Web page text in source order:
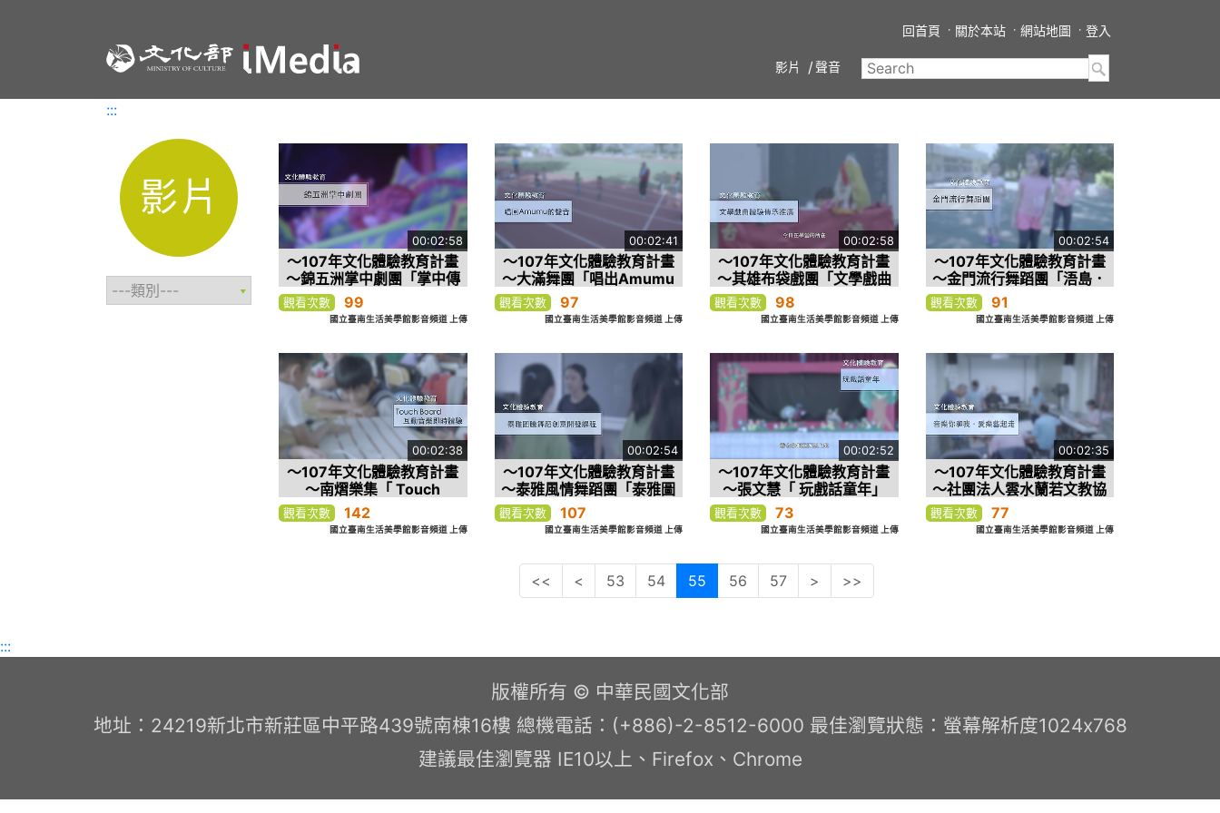
:::
回首頁 關於本站 網站地圖 登入
影片 聲音
:::
影片
00:02:58
～107年文化體驗教育計畫
～錦五洲掌中劇團「掌中傳
薪藝」
觀看次數 99
國立臺南生活美學館影音頻道 上傳
00:02:41
～107年文化體驗教育計畫
～大滿舞團「唱出Amumu
的聲音」
觀看次數 97
國立臺南生活美學館影音頻道 上傳
00:02:58
～107年文化體驗教育計畫
～其雄布袋戲團「文學戲曲
體驗傳承推廣」
觀看次數 98
國立臺南生活美學館影音頻道 上傳
00:02:54
～107年文化體驗教育計畫
～金門流行舞蹈團「浯島．
舞島-金門舞蹈見學計畫」
觀看次數 91
國立臺南生活美學館影音頻道 上傳
00:02:38
～107年文化體驗教育計畫
～南熠樂集「 Touch
Board互動音樂即時體驗」
觀看次數 142
國立臺南生活美學館影音頻道 上傳
00:02:54
～107年文化體驗教育計畫
～泰雅風情舞蹈團「泰雅圖
騰舞蹈創意開發課程」
觀看次數 107
國立臺南生活美學館影音頻道 上傳
00:02:52
～107年文化體驗教育計畫
～張文慧「 玩戲話童年」
觀看次數 73
國立臺南生活美學館影音頻道 上傳
00:02:35
～107年文化體驗教育計畫
～社團法人雲水蘭若文教協
會「音樂你和我‧愛樂藝起
走」
觀看次數 77
國立臺南生活美學館影音頻道 上傳
<< < 53 54 55 56 57 > >>
:::
版權所有 © 中華民國文化部
地址：24219新北市新莊區中平路439號南棟16樓 總機電話：(+886)-2-8512-6000 最佳瀏覽狀態：螢幕解析度1024x768
建議最佳瀏覽器 IE10以上、Firefox、Chrome